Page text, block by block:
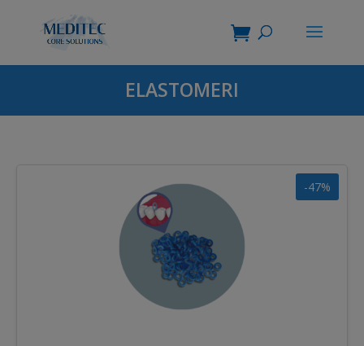
ELASTOMERI
-47%